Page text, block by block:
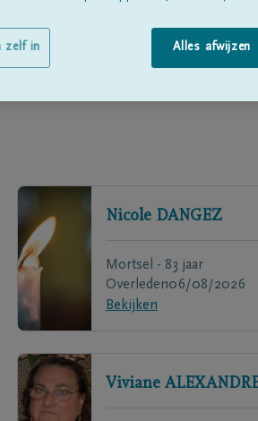
Nicole DANGEZ
Mortsel - 83 jaar
Overleden06/08/2026
Bekijken
Viviane
Alles afwijzen
zelf in